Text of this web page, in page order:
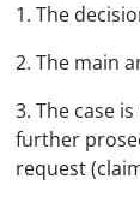
1. The
2. The main
3. The case
further
request